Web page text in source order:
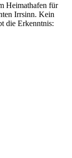
Heimathafen für
Irrsinn. Kein
die Erkenntnis: